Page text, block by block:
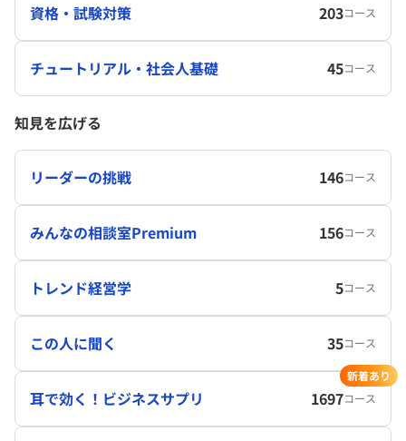
資格・試験対策 203コース
チュートリアル・社会人基礎 45コース
知見を広げる
リーダーの挑戦 146コース
みんなの相談室Premium 156コース
トレンド経営学 5コース
この人に聞く 35コース
耳で効く！ビジネスサプリ 1697コース
新着あり